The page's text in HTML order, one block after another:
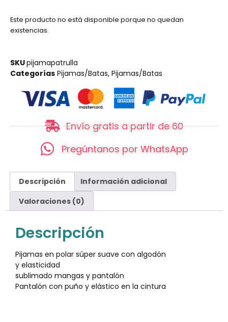
Este producto no está disponible porque no quedan
existencias.
SKUpijamapatrulla
Categorías Pijamas/Batas, Pijamas/Batas
Envío gratis a partir de 60
Pregúntanos por WhatsApp
Descripción
Información adicional
Valoraciones (0)
Descripción
Pijamas en polar súper suave con algodón
y elasticidad
sublimado mangas y pantalón
Pantalón con puño y elástico en la cintura